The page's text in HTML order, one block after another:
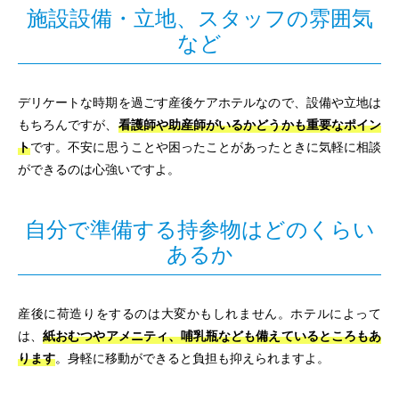
施設設備・立地、スタッフの雰囲気
など
デリケートな時期を過ごす産後ケアホテルなので、設備や立地は
もちろんですが、 看護師や助産師がいるかどうかも重要なポイン
トです。不安に思うことや困ったことがあったときに気軽に相談
ができるのは心強いですよ。
自分で準備する持参物はどのくらい
あるか
産後に荷造りをするのは大変かもしれません。ホテルによって
は、紙おむつやアメニティ、哺乳瓶なども備えているところもあ
ります。身軽に移動ができると負担も抑えられますよ。